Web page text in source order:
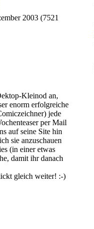
2003 (7521
Kleinod an,
enorm erfolgreiche
jede
per Mail
auf seine Site hin
sie anzuschauen
(in einer etwas
damit ihr danach
gleich weiter! :-)